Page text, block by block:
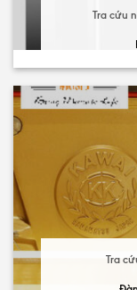
Tra cứu
Tra